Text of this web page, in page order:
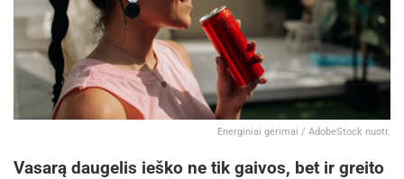
Energiniai gėrimai / AdobeStock nuotr.
Vasarą daugelis ieško ne tik gaivos, bet ir greito